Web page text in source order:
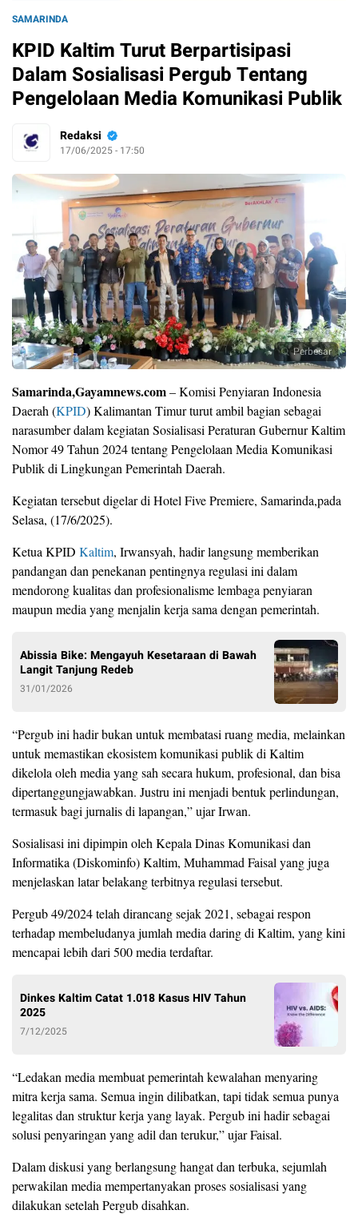
SAMARINDA
KPID Kaltim Turut Berpartisipasi
Dalam Sosialisasi Pergub Tentang
Pengelolaan Media Komunikasi Publik
Redaksi
17/06/2025 - 17:50
Perbesar
Samarinda,Gayamnews.com– Komisi Penyiaran Indonesia
Daerah (KPID) Kalimantan Timur turut ambil bagian sebagai
narasumber dalam kegiatan Sosialisasi Peraturan Gubernur Kaltim
Nomor 49 Tahun 2024 tentang Pengelolaan Media Komunikasi
Publik di Lingkungan Pemerintah Daerah.
Kegiatan tersebut digelar di Hotel Five Premiere, Samarinda,pada
Selasa, (17/6/2025).
Ketua KPID Kaltim, Irwansyah, hadir langsung memberikan
pandangan dan penekanan pentingnya regulasi ini dalam
mendorong kualitas dan profesionalisme lembaga penyiaran
maupun media yang menjalin kerja sama dengan pemerintah.
Abissia Bike: Mengayuh Kesetaraan di Bawah
Langit Tanjung Redeb
31/01/2026
“Pergub ini hadir bukan untuk membatasi ruang media, melainkan
untuk memastikan ekosistem komunikasi publik di Kaltim
dikelola oleh media yang sah secara hukum, profesional, dan bisa
dipertanggungjawabkan. Justru ini menjadi bentuk perlindungan,
termasuk bagi jurnalis di lapangan,” ujar Irwan.
Sosialisasi ini dipimpin oleh Kepala Dinas Komunikasi dan
Informatika (Diskominfo) Kaltim, Muhammad Faisal yang juga
menjelaskan latar belakang terbitnya regulasi tersebut.
Pergub 49/2024 telah dirancang sejak 2021, sebagai respon
terhadap membeludanya jumlah media daring di Kaltim, yang kini
mencapai lebih dari 500 media terdaftar.
Dinkes Kaltim Catat 1.018 Kasus HIV Tahun
2025
7/12/2025
“Ledakan media membuat pemerintah kewalahan menyaring
mitra kerja sama. Semua ingin dilibatkan, tapi tidak semua punya
legalitas dan struktur kerja yang layak. Pergub ini hadir sebagai
solusi penyaringan yang adil dan terukur,” ujar Faisal.
Dalam diskusi yang berlangsung hangat dan terbuka, sejumlah
perwakilan media mempertanyakan proses sosialisasi yang
dilakukan setelah Pergub disahkan.